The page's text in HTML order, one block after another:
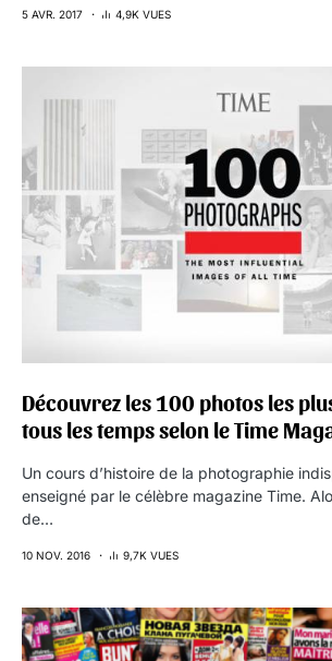
5 AVR. 2017 4,9K VUES
Découvrez les 100 photos les
tous les temps selon le Time
Un cours d’histoire de la photographie
enseigné par le célèbre magazine Time.
de…
10 NOV. 2016 9,7K VUES